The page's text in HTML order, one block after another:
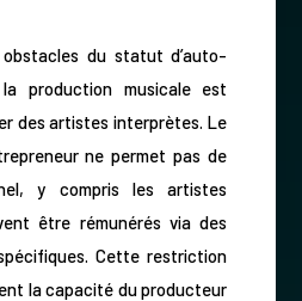
obstacles du statut d’auto-
production musicale est
des artistes interprètes. Le
ne permet pas de
y compris les artistes
être rémunérés via des
Cette restriction
la capacité du producteur